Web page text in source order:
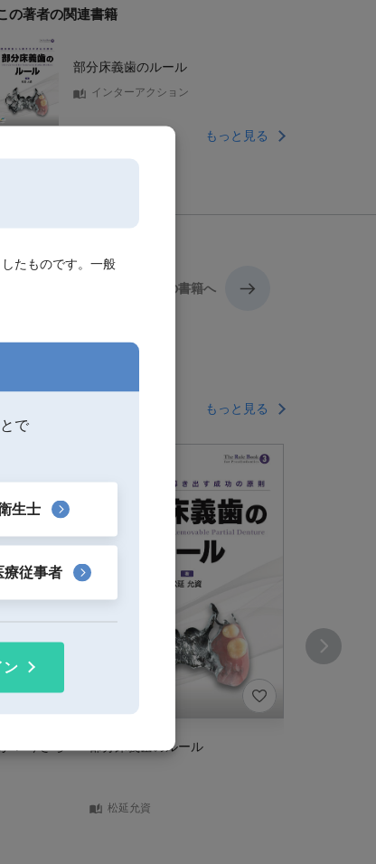
の著者の関連書籍
部分床義歯のルール
インターアクション
もっと見る
次の書籍へ
もっと見る
？ 今さら
部分床義歯のルール
松延允資
たものです。一般
で
生士
療従事者
ン